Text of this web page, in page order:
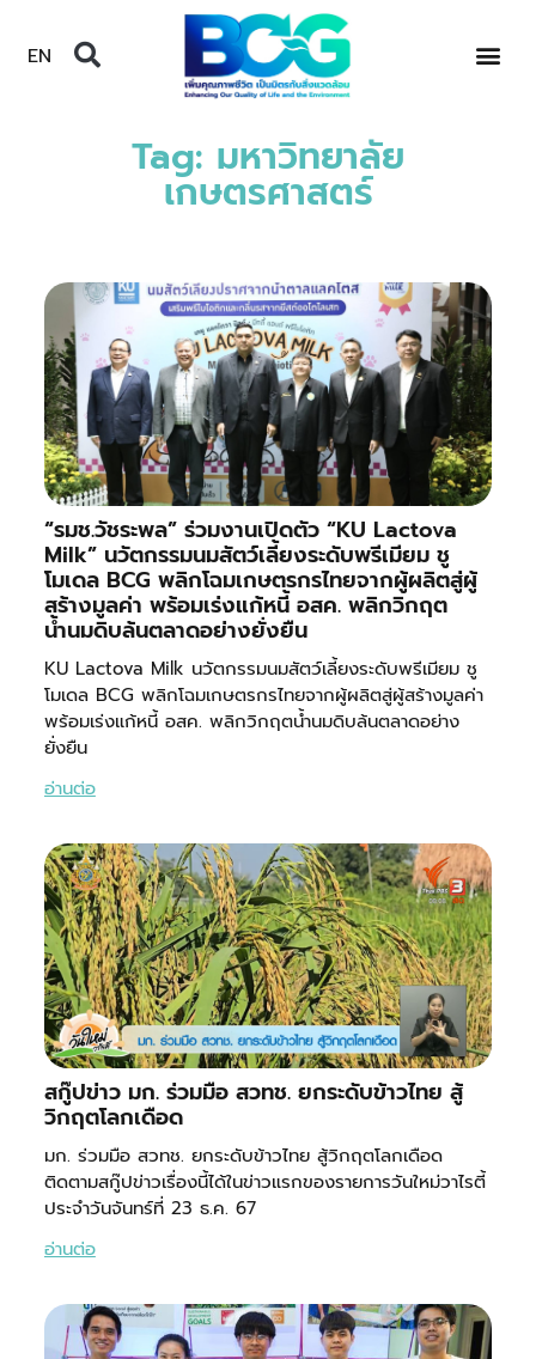
EN
Tag: มหาวิทยาลัย
เกษตรศาสตร์
“รมช.วัชระพล” ร่วมงานเปิดตัว “KU Lactova
Milk” นวัตกรรมนมสัตว์เลี้ยงระดับพรีเมียม ชู
โมเดล BCG พลิกโฉมเกษตรกรไทยจากผู้ผลิตสู่ผู้
สร้างมูลค่า พร้อมเร่งแก้หนี้ อสค. พลิกวิกฤต
น้ำนมดิบล้นตลาดอย่างยั่งยืน
KU Lactova Milk นวัตกรรมนมสัตว์เลี้ยงระดับพรีเมียม ชู
โมเดล BCG พลิกโฉมเกษตรกรไทยจากผู้ผลิตสู่ผู้สร้างมูลค่า
พร้อมเร่งแก้หนี้ อสค. พลิกวิกฤตน้ำนมดิบล้นตลาดอย่าง
ยั่งยืน
อ่านต่อ
สกู๊ปข่าว มก. ร่วมมือ สวทช. ยกระดับข้าวไทย สู้
วิกฤตโลกเดือด
มก. ร่วมมือ สวทช. ยกระดับข้าวไทย สู้วิกฤตโลกเดือด
ติดตามสกู๊ปข่าวเรื่องนี้ได้ในข่าวแรกของรายการวันใหม่วาไรตี้
ประจำวันจันทร์ที่ 23 ธ.ค. 67
อ่านต่อ